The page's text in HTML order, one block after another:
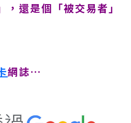
還是個「被交易者」
網誌…